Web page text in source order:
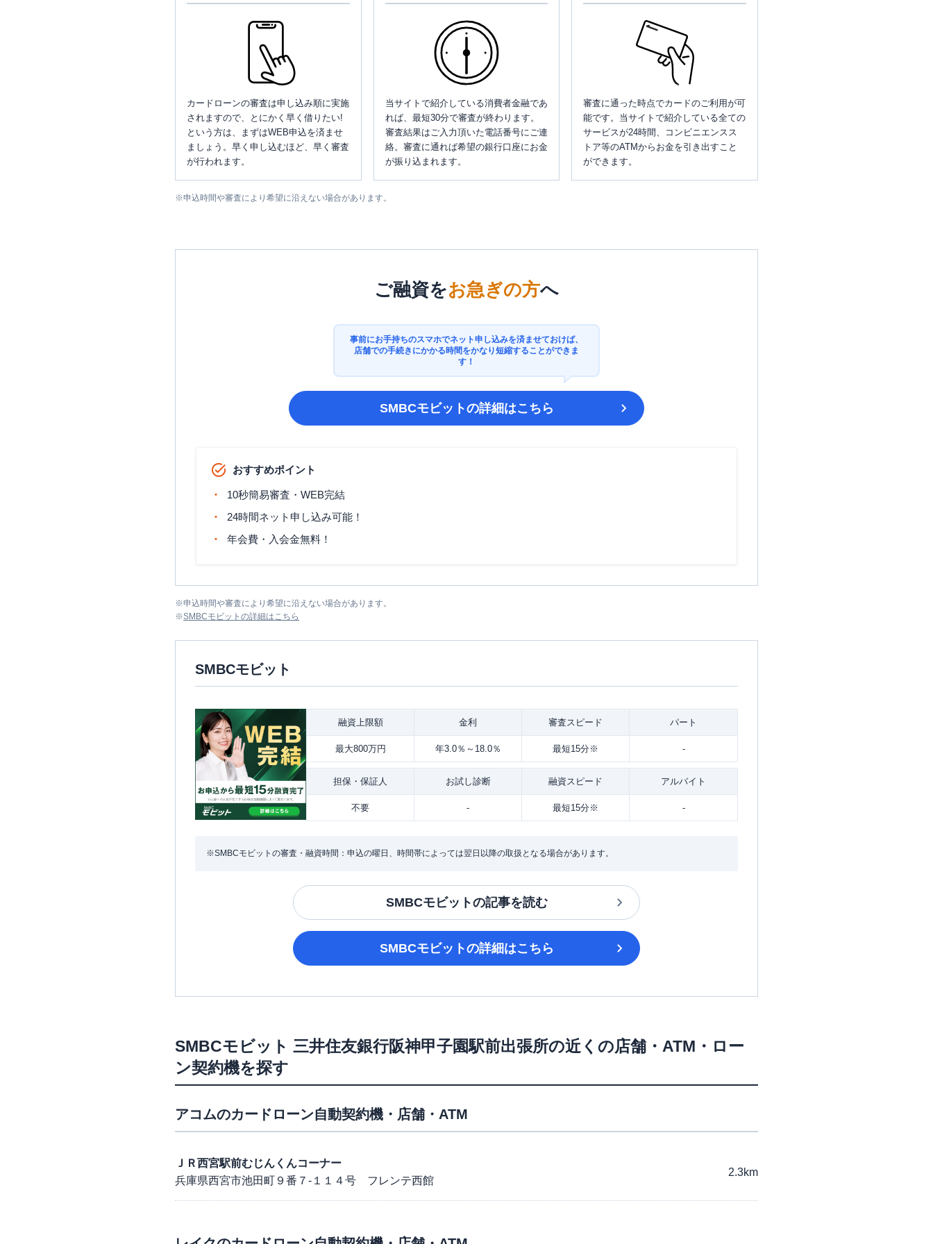
カードローンの審査は申し込み順に実施
されますので、とにかく早く借りたい!
という方は、まずはWEB申込を済ませ
ましょう。早く申し込むほど、早く審査
が行われます。
当サイトで紹介している消費者金融であ
れば、最短30分で審査が終わります。
審査結果はご入力頂いた電話番号にご連
絡。審査に通れば希望の銀行口座にお金
が振り込まれます。
審査に通った時点でカードのご利用が可
能です。当サイトで紹介している全ての
サービスが24時間、コンビニエンスス
トア等のATMからお金を引き出すこと
ができます。
※申込時間や審査により希望に沿えない場合があります。
ご融資をお急ぎの方へ
事前にお手持ちのスマホでネット申し込みを済ませておけば、
店舗での手続きにかかる時間をかなり短縮することができま
す！
SMBCモビットの詳細はこちら
おすすめポイント
10秒簡易審査・WEB完結
24時間ネット申し込み可能！
年会費・入会金無料！
※申込時間や審査により希望に沿えない場合があります。
※SMBCモビット の詳細はこちら
SMBCモビット
融資上限額 金利 審査スピード パート
最大800万円 年3.0％～18.0％ 最短15分※ -
担保・ 保証人 お試し診断 融資スピード アルバイト
不要 - 最短15分※ -
※SMBCモビットの審査・融資時間：申込の曜日、時間帯によっては翌日以降の取扱となる場合があります。
SMBCモビットの記事を読む
SMBCモビットの詳細はこちら
SMBCモビット 三井住友銀行阪神甲子園駅前出張所の近くの店舗・ATM・ロー
ン契約機を探す
アコムのカードローン自動契約機・店舗・ATM
ＪＲ西宮駅前むじんくんコーナー
兵庫県西宮市池田町９番７-１１４号 フレンテ西館
2.3km